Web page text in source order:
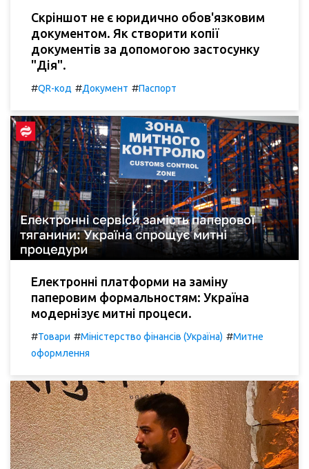
Скріншот не є юридично обов'язковим
документом. Як створити копії
документів за допомогою застосунку
"Дія".
#QR-код #Документ #Паспорт
Електронні платформи на заміну
паперовим формальностям: Україна
модернізує митні процеси.
#Товари #Міністерство фінансів (Україна) #Митне
оформлення